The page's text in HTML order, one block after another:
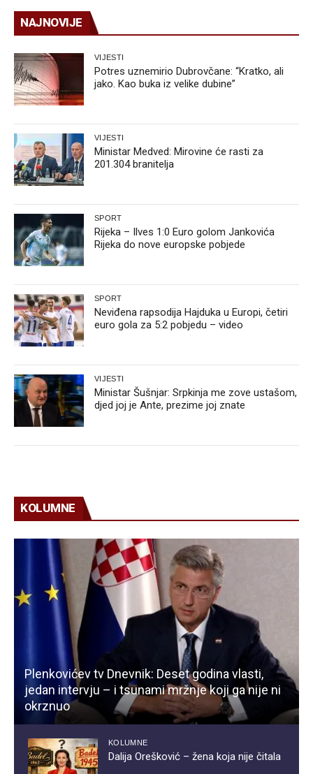
NAJNOVIJE
VIJESTI
Potres uznemirio Dubrovčane: “Kratko, ali
jako. Kao buka iz velike dubine”
VIJESTI
Ministar Medved: Mirovine će rasti za
201.304 branitelja
SPORT
Rijeka – Ilves 1:0 Euro golom Jankovića
Rijeka do nove europske pobjede
SPORT
Neviđena rapsodija Hajduka u Europi, četiri
euro gola za 5:2 pobjedu – video
VIJESTI
Ministar Šušnjar: Srpkinja me zove ustašom,
djed joj je Ante, prezime joj znate
KOLUMNE
Plenkovićev tv Dnevnik: Deset godina vlasti,
jedan intervju – i tsunami mržnje koji ga nije ni
okrznuo
KOLUMNE
Dalija Orešković – žena koja nije čitala